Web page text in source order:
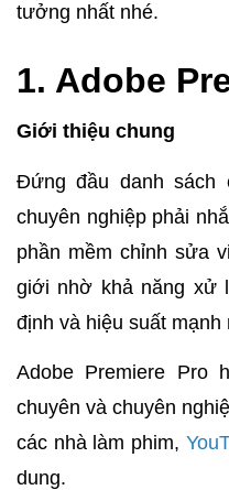
tưởng nhất nhé.
1. Adobe
Giới thiệu chung
Đứng đầu danh sách
chuyên nghiệp phải
phần mềm chỉnh sửa
giới nhờ khả năng xử
định và hiệu suất mạnh
Adobe Premiere Pro
chuyên và chuyên
các nhà làm phim,
dung.